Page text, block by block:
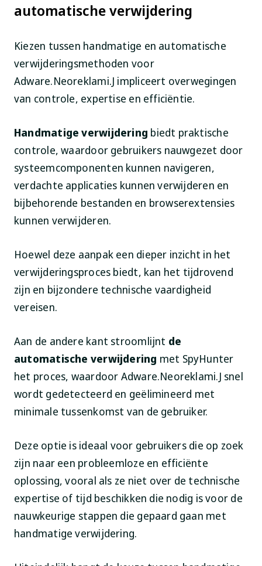
automatische verwijdering
Kiezen tussen handmatige en automatische
verwijderingsmethoden voor
Adware.Neoreklami.J impliceert overwegingen
van controle, expertise en efficiëntie.
Handmatige verwijdering biedt praktische
controle, waardoor gebruikers nauwgezet door
systeemcomponenten kunnen navigeren,
verdachte applicaties kunnen verwijderen en
bijbehorende bestanden en browserextensies
kunnen verwijderen.
Hoewel deze aanpak een dieper inzicht in het
verwijderingsproces biedt, kan het tijdrovend
zijn en bijzondere technische vaardigheid
vereisen.
Aan de andere kant stroomlijnt de
automatische verwijdering met SpyHunter
het proces, waardoor Adware.Neoreklami.J snel
wordt gedetecteerd en geëlimineerd met
minimale tussenkomst van de gebruiker.
Deze optie is ideaal voor gebruikers die op zoek
zijn naar een probleemloze en efficiënte
oplossing, vooral als ze niet over de technische
expertise of tijd beschikken die nodig is voor de
nauwkeurige stappen die gepaard gaan met
handmatige verwijdering.